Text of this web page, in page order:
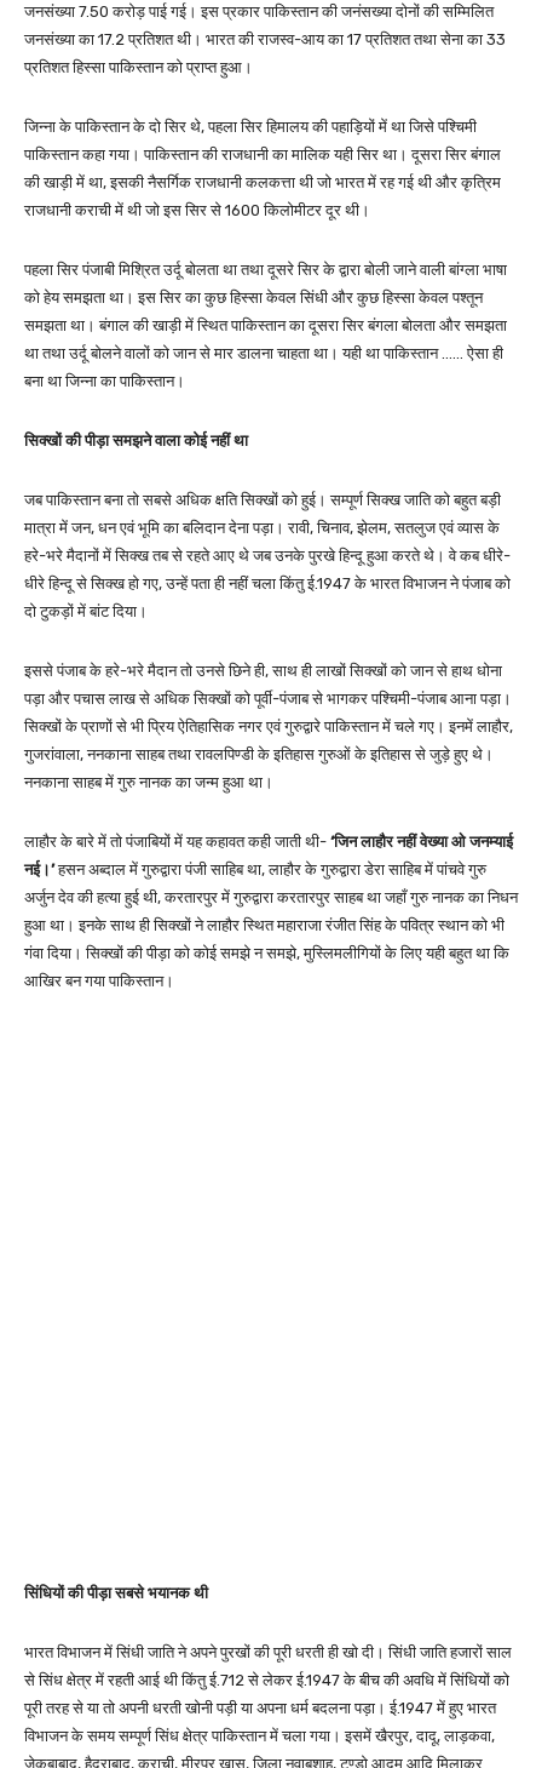
जनसंख्या 7.50 करोड़ पाई गई। इस प्रकार पाकिस्तान की जनंसख्या दोनों की सम्मिलित
जनसंख्या का 17.2 प्रतिशत थी। भारत की राजस्व-आय का 17 प्रतिशत तथा सेना का 33
प्रतिशत हिस्सा पाकिस्तान को प्राप्त हुआ।
जिन्ना के पाकिस्तान के दो सिर थे, पहला सिर हिमालय की पहाड़ियों में था जिसे पश्चिमी
पाकिस्तान कहा गया। पाकिस्तान की राजधानी का मालिक यही सिर था। दूसरा सिर बंगाल
की खाड़ी में था, इसकी नैसर्गिक राजधानी कलकत्ता थी जो भारत में रह गई थी और कृत्रिम
राजधानी कराची में थी जो इस सिर से 1600 किलोमीटर दूर थी।
पहला सिर पंजाबी मिश्रित उर्दू बोलता था तथा दूसरे सिर के द्वारा बोली जाने वाली बांग्ला भाषा
को हेय समझता था। इस सिर का कुछ हिस्सा केवल सिंधी और कुछ हिस्सा केवल पश्तून
समझता था। बंगाल की खाड़ी में स्थित पाकिस्तान का दूसरा सिर बंगला बोलता और समझता
था तथा उर्दू बोलने वालों को जान से मार डालना चाहता था। यही था पाकिस्तान …… ऐसा ही
बना था जिन्ना का पाकिस्तान।
सिक्खों की पीड़ा समझने वाला कोई नहीं था
जब पाकिस्तान बना तो सबसे अधिक क्षति सिक्खों को हुई। सम्पूर्ण सिक्ख जाति को बहुत बड़ी
मात्रा में जन, धन एवं भूमि का बलिदान देना पड़ा। रावी, चिनाव, झेलम, सतलुज एवं व्यास के
हरे-भरे मैदानों में सिक्ख तब से रहते आए थे जब उनके पुरखे हिन्दू हुआ करते थे। वे कब धीरे-
धीरे हिन्दू से सिक्ख हो गए, उन्हें पता ही नहीं चला किंतु ई.1947 के भारत विभाजन ने पंजाब को
दो टुकड़ों में बांट दिया।
इससे पंजाब के हरे-भरे मैदान तो उनसे छिने ही, साथ ही लाखों सिक्खों को जान से हाथ धोना
पड़ा और पचास लाख से अधिक सिक्खों को पूर्वी-पंजाब से भागकर पश्चिमी-पंजाब आना पड़ा।
सिक्खों के प्राणों से भी प्रिय ऐतिहासिक नगर एवं गुरुद्वारे पाकिस्तान में चले गए। इनमें लाहौर,
गुजरांवाला, ननकाना साहब तथा रावलपिण्डी के इतिहास गुरुओं के इतिहास से जुड़े हुए थे।
ननकाना साहब में गुरु नानक का जन्म हुआ था।
लाहौर के बारे में तो पंजाबियों में यह कहावत कही जाती थी- ‘जिन लाहौर नहीं वेख्या ओ जनम्याई
नई।’हसन अब्दाल में गुरुद्वारा पंजी साहिब था, लाहौर के गुरुद्वारा डेरा साहिब में पांचवे गुरु
अर्जुन देव की हत्या हुई थी, करतारपुर में गुरुद्वारा करतारपुर साहब था जहाँ गुरु नानक का निधन
हुआ था। इनके साथ ही सिक्खों ने लाहौर स्थित महाराजा रंजीत सिंह के पवित्र स्थान को भी
गंवा दिया। सिक्खों की पीड़ा को कोई समझे न समझे, मुस्लिमलीगियों के लिए यही बहुत था कि
आखिर बन गया पाकिस्तान।
सिंधियों की पीड़ा सबसे भयानक थी
भारत विभाजन में सिंधी जाति ने अपने पुरखों की पूरी धरती ही खो दी। सिंधी जाति हजारों साल
से सिंध क्षेत्र में रहती आई थी किंतु ई.712 से लेकर ई.1947 के बीच की अवधि में सिंधियों को
पूरी तरह से या तो अपनी धरती खोनी पड़ी या अपना धर्म बदलना पड़ा। ई.1947 में हुए भारत
विभाजन के समय सम्पूर्ण सिंध क्षेत्र पाकिस्तान में चला गया। इसमें खैरपुर, दादू, लाड़कवा,
जेकबाबाद, हैदराबाद, कराची, मीरपुर खास, जिला नवाबशाह, टण्डो आदम आदि मिलाकर